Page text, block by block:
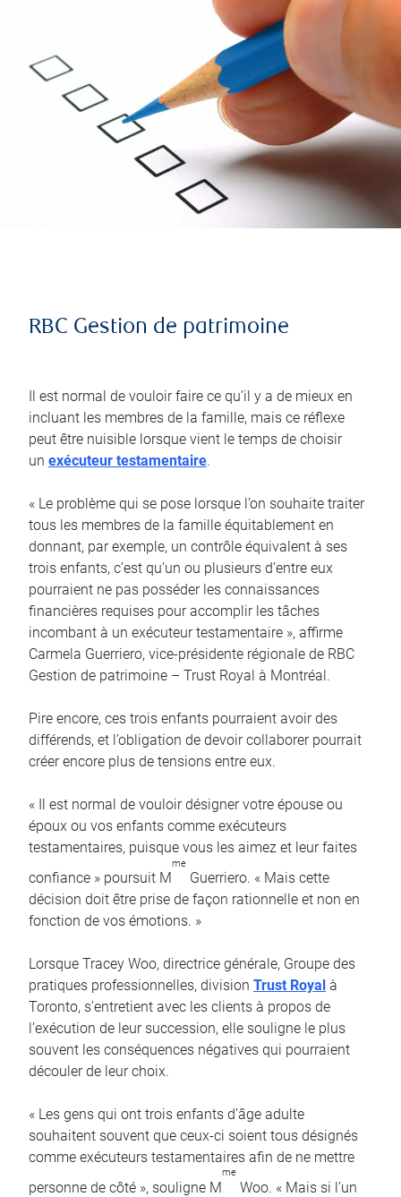
RBC Gestion de patrimoine
Il est normal de vouloir faire ce qu’il y a de mieux en
incluant les membres de la famille, mais ce réflexe
peut être nuisible lorsque vient le temps de choisir
un exécuteur testamentaire.
« Le problème qui se pose lorsque l’on souhaite traiter
tous les membres de la famille équitablement en
donnant, par exemple, un contrôle équivalent à ses
trois enfants, c’est qu’un ou plusieurs d’entre eux
pourraient ne pas posséder les connaissances
financières requises pour accomplir les tâches
incombant à un exécuteur testamentaire », affirme
Carmela Guerriero, vice-présidente régionale de RBC
Gestion de patrimoine – Trust Royal à Montréal.
Pire encore, ces trois enfants pourraient avoir des
différends, et l’obligation de devoir collaborer pourrait
créer encore plus de tensions entre eux.
« Il est normal de vouloir désigner votre épouse ou
époux ou vos enfants comme exécuteurs
testamentaires, puisque vous les aimez et leur faites
confiance » poursuit M
me
Guerriero. « Mais cette
décision doit être prise de façon rationnelle et non en
fonction de vos émotions. »
Lorsque Tracey Woo, directrice générale, Groupe des
pratiques professionnelles, division Trust Royal à
Toronto, s’entretient avec les clients à propos de
l’exécution de leur succession, elle souligne le plus
souvent les conséquences négatives qui pourraient
découler de leur choix.
« Les gens qui ont trois enfants d’âge adulte
souhaitent souvent que ceux-ci soient tous désignés
comme exécuteurs testamentaires afin de ne mettre
personne de côté », souligne M
me
Woo. « Mais si l’un